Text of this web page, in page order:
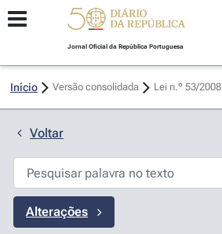
Jornal Oficial da República Portuguesa
Início Versão consolidada Lei n.º 53/2008
Voltar
Alterações